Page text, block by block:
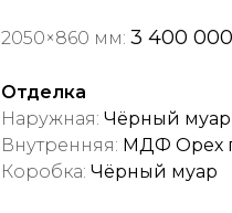
2050×860 мм: 3 400
Отделка
Наружная: Чёрный муар
Внутренняя: МДФ Орех
Коробка: Чёрный муар